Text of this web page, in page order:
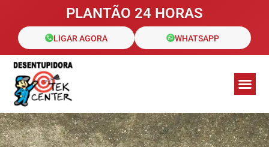
PLANTÃO 24 HORAS
LIGAR AGORA WHATSAPP